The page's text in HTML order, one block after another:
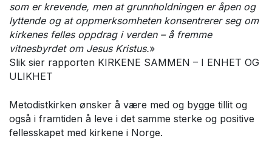
som er krevende, men at grunnholdningen er åpen og
lyttende og at oppmerksomheten konsentrerer seg om
kirkenes felles oppdrag i verden – å fremme
vitnesbyrdet om Jesus Kristus.»
Slik sier rapporten KIRKENE SAMMEN – I ENHET OG
ULIKHET
Metodistkirken ønsker å være med og bygge tillit og
også i framtiden å leve i det samme sterke og positive
fellesskapet med kirkene i Norge.